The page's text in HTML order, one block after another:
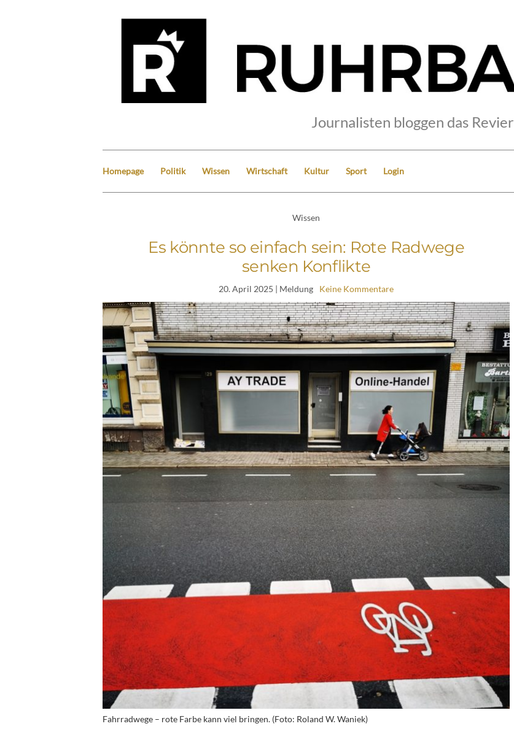
Journalisten bloggen das Revier
Homepage Politik Wissen Wirtschaft Kultur Sport Login
Wissen
Es könnte so einfach sein: Rote Radwege
senken Konflikte
20. April 2025 | Meldung Keine Kommentare
Fahrradwege – rote Farbe kann viel bringen. (Foto: Roland W. Waniek)